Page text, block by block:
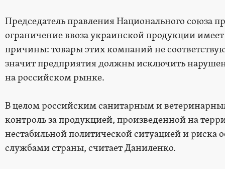
Председатель правления Национального союза
ограничение ввоза украинской продукции
причины: товары этих компаний не
значит предприятия должны исключить
на российском рынке.
В целом российским санитарным и
контроль за продукцией, произведенной на
нестабильной политической ситуацией и риска
службами страны, считает Даниленко.